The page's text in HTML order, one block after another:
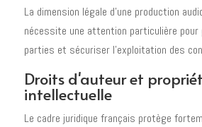
La dimension légale d'une production
nécessite une attention particulière
parties et sécuriser l'exploitation des
Droits d'auteur et
intellectuelle
Le cadre juridique français protège